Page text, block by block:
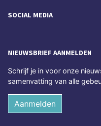
SOCIAL MEDIA
NIEUWSBRIEF AANMELDEN
Schrijf je in voor onze
samenvatting van alle
Aanmelden